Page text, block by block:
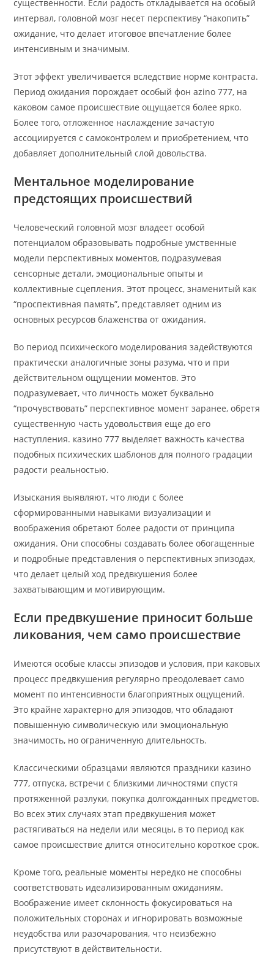
существенности. Если радость откладывается на особый
интервал, головной мозг несет перспективу “накопить”
ожидание, что делает итоговое впечатление более
интенсивным и значимым.
Этот эффект увеличивается вследствие норме контраста.
Период ожидания порождает особый фон azino 777, на
каковом самое происшествие ощущается более ярко.
Более того, отложенное наслаждение зачастую
ассоциируется с самоконтролем и приобретением, что
добавляет дополнительный слой довольства.
Ментальное моделирование
предстоящих происшествий
Человеческий головной мозг владеет особой
потенциалом образовывать подробные умственные
модели перспективных моментов, подразумевая
сенсорные детали, эмоциональные опыты и
коллективные сцепления. Этот процесс, знаменитый как
“проспективная память”, представляет одним из
основных ресурсов блаженства от ожидания.
Во период психического моделирования задействуются
практически аналогичные зоны разума, что и при
действительном ощущении моментов. Это
подразумевает, что личность может буквально
“прочувствовать” перспективное момент заранее, обретя
существенную часть удовольствия еще до его
наступления. казино 777 выделяет важность качества
подобных психических шаблонов для полного градации
радости реальностью.
Изыскания выявляют, что люди с более
сформированными навыками визуализации и
воображения обретают более радости от принципа
ожидания. Они способны создавать более обогащенные
и подробные представления о перспективных эпизодах,
что делает целый ход предвкушения более
захватывающим и мотивирующим.
Если предвкушение приносит больше
ликования, чем само происшествие
Имеются особые классы эпизодов и условия, при каковых
процесс предвкушения регулярно преодолевает само
момент по интенсивности благоприятных ощущений.
Это крайне характерно для эпизодов, что обладают
повышенную символическую или эмоциональную
значимость, но ограниченную длительность.
Классическими образцами являются праздники казино
777, отпуска, встречи с близкими личностями спустя
протяженной разлуки, покупка долгожданных предметов.
Во всех этих случаях этап предвкушения может
растягиваться на недели или месяцы, в то период как
самое происшествие длится относительно короткое срок.
Кроме того, реальные моменты нередко не способны
соответствовать идеализированным ожиданиям.
Воображение имеет склонность фокусироваться на
положительных сторонах и игнорировать возможные
неудобства или разочарования, что неизбежно
присутствуют в действительности.